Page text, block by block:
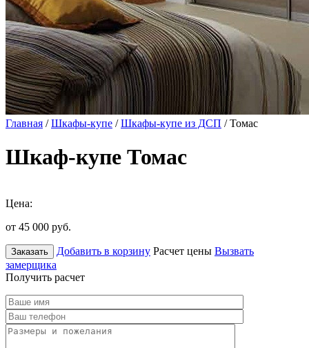
Главная /Шкафы-купе /Шкафы-купе из ДСП / Томас
Шкаф-купе Томас
Цена:
от 45 000 руб.
Заказать Добавить в корзину Расчет цены Вызвать
замерщика
Получить расчет